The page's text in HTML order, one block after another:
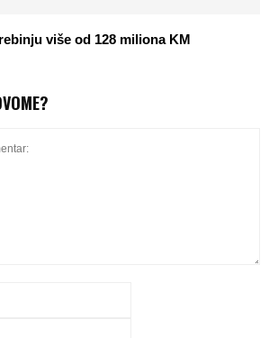
više od 128 miliona KM